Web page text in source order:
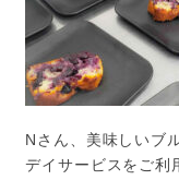
Nさん、美味しいブ
デイサービスをご